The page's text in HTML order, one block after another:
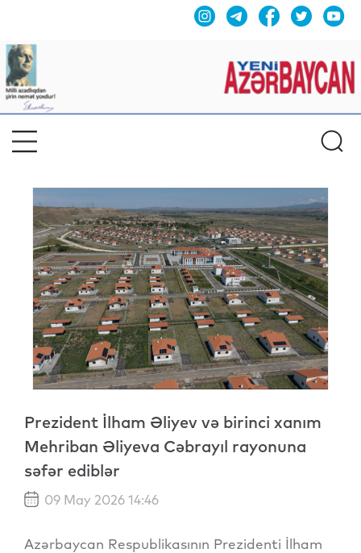
Prezident İlham Əliyev və birinci xanım
Mehriban Əliyeva Cəbrayıl rayonuna
səfər ediblər
09 May 2026 14:46
Azərbaycan Respublikasının Prezidenti İlham